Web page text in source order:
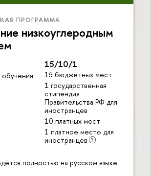
ПРОГРАММА
низкоуглеродным
15/10/1
15 бюджетных мест
1 государственная
стипендия
Правительства РФ для
иностранцев
10 платных мест
1 платное место для
иностранцев
полностью на русском языке